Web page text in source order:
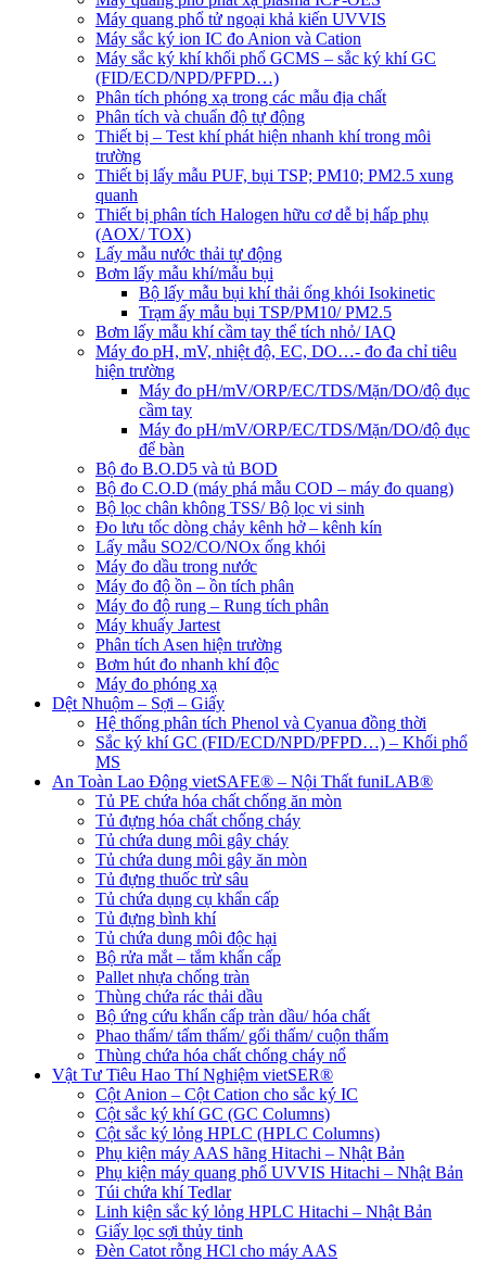
Máy quang phổ tử ngoại khả kiến UVVIS
Máy sắc ký ion IC đo Anion và Cation
Máy sắc ký khí khối phổ GCMS – sắc ký khí GC
(FID/ECD/NPD/PFPD…)
Phân tích phóng xạ trong các mẫu địa chất
Phân tích và chuẩn độ tự động
Thiết bị – Test khí phát hiện nhanh khí trong môi
trường
Thiết bị lấy mẫu PUF, bụi TSP; PM10; PM2.5 xung
quanh
Thiết bị phân tích Halogen hữu cơ dễ bị hấp phụ
(AOX/ TOX)
Lấy mẫu nước thải tự động
Bơm lấy mẫu khí/mẫu bụi
Bộ lấy mẫu bụi khí thải ống khói Isokinetic
Trạm ấy mẫu bụi TSP/PM10/ PM2.5
Bơm lấy mẫu khí cầm tay thể tích nhỏ/ IAQ
Máy đo pH, mV, nhiệt độ, EC, DO…- đo đa chỉ tiêu
hiện trường
Máy đo pH/mV/ORP/EC/TDS/Mặn/DO/độ đục
cầm tay
Máy đo pH/mV/ORP/EC/TDS/Mặn/DO/độ đục
để bàn
Bộ đo B.O.D5 và tủ BOD
Bộ đo C.O.D (máy phá mẫu COD – máy đo quang)
Bộ lọc chân không TSS/ Bộ lọc vi sinh
Đo lưu tốc dòng chảy kênh hở – kênh kín
Lấy mẫu SO2/CO/NOx ống khói
Máy đo dầu trong nước
Máy đo độ ồn – ồn tích phân
Máy đo độ rung – Rung tích phân
Máy khuấy Jartest
Phân tích Asen hiện trường
Bơm hút đo nhanh khí độc
Máy đo phóng xạ
Dệt Nhuộm – Sợi – Giấy
Hệ thống phân tích Phenol và Cyanua đồng thời
Sắc ký khí GC (FID/ECD/NPD/PFPD…) – Khối phổ
MS
An Toàn Lao Động vietSAFE® – Nội Thất funiLAB®
Tủ PE chứa hóa chất chống ăn mòn
Tủ đựng hóa chất chống cháy
Tủ chứa dung môi gây cháy
Tủ chứa dung môi gây ăn mòn
Tủ đựng thuốc trừ sâu
Tủ chứa dụng cụ khẩn cấp
Tủ đựng bình khí
Tủ chứa dung môi độc hại
Bộ rửa mắt – tắm khẩn cấp
Pallet nhựa chống tràn
Thùng chứa rác thải dầu
Bộ ứng cứu khẩn cấp tràn dầu/ hóa chất
Phao thấm/ tấm thấm/ gối thấm/ cuộn thấm
Thùng chứa hóa chất chống cháy nổ
Vật Tư Tiêu Hao Thí Nghiệm vietSER®
Cột Anion – Cột Cation cho sắc ký IC
Cột sắc ký khí GC (GC Columns)
Cột sắc ký lỏng HPLC (HPLC Columns)
Phụ kiện máy AAS hãng Hitachi – Nhật Bản
Phụ kiện máy quang phổ UVVIS Hitachi – Nhật Bản
Túi chứa khí Tedlar
Linh kiện sắc ký lỏng HPLC Hitachi – Nhật Bản
Giấy lọc sợi thủy tinh
Đèn Catot rỗng HCl cho máy AAS